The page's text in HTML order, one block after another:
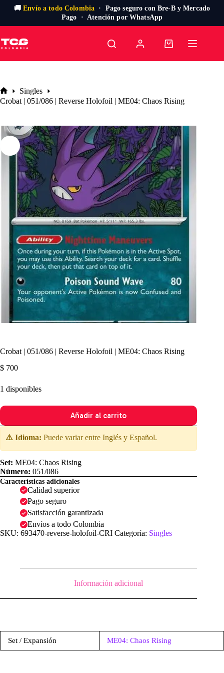
🚚Envío a todo Colombia · Pago seguro con Bre-B y Mercado
Pago · Atención por WhatsApp
al
contenido
Carro
Inicio
Singles
Crobat | 051/086 | Reverse Holofoil | ME04: Chaos Rising
Crobat | 051/086 | Reverse Holofoil | ME04: Chaos Rising
$ 700
1 disponibles
Añadir al carrito
⚠️ Idioma: Puede variar entre Inglés y Español.
Set: ME04: Chaos Rising
Número: 051/086
Características adicionales
Calidad superior
Pago seguro
Satisfacción garantizada
Envíos a todo Colombia
SKU: 693470-reverse-holofoil-CRI Categoría: Singles
Información adicional
Set / Expansión ME04: Chaos Rising